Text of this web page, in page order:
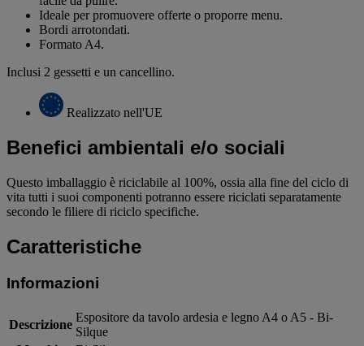
Ideale per promuovere offerte o proporre menu.
Bordi arrotondati.
Formato A4.
Inclusi 2 gessetti e un cancellino.
Realizzato nell'UE
Benefici ambientali e/o sociali
Questo imballaggio è riciclabile al 100%, ossia alla fine del ciclo di
vita tutti i suoi componenti potranno essere riciclati separatamente
secondo le filiere di riciclo specifiche.
Caratteristiche
Informazioni
Descrizione
Espositore da tavolo ardesia e legno A4 o A5 - Bi-
Silque